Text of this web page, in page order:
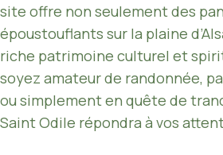
site offre non seulement des
époustouflants sur la plaine
riche patrimoine culturel et
soyez amateur de randonnée,
ou simplement en quête de
Saint Odile répondra à vos